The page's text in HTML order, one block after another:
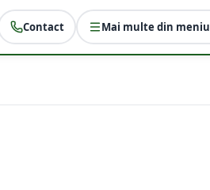
Contact Mai multe din meniu